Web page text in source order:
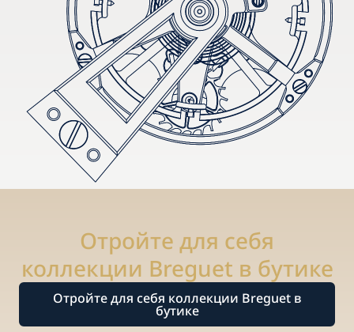
Отройте для себя
коллекции Breguet в бутике
Отройте для себя коллекции Breguet в
бутике